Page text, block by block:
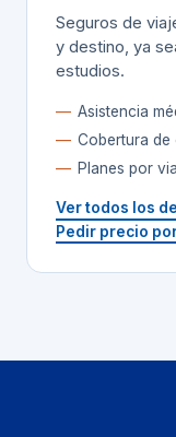
Seguros de
y destino, ya
estudios.
Asistencia
Cobertura de
Planes por
Ver todos los
Pedir precio